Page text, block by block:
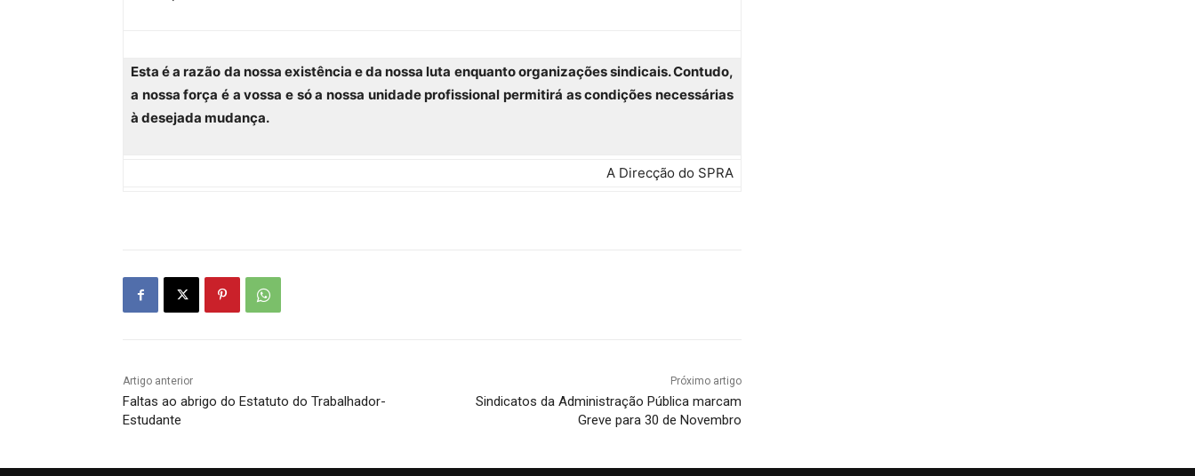
Esta é a razão da nossa existência e da nossa luta enquanto organizações sindicais. Contudo,
a nossa força é a vossa e só a nossa unidade profissional permitirá as condições necessárias
à desejada mudança.
A Direcção do SPRA
Artigo anterior
Faltas ao abrigo do Estatuto do Trabalhador-
Estudante
Próximo artigo
Sindicatos da Administração Pública marcam
Greve para 30 de Novembro